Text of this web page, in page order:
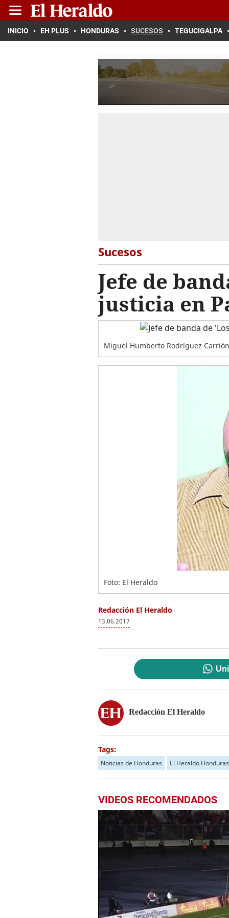
INICIO EH PLUS HONDURAS SUCESOS TEGUCIGALPA
Sucesos
Jefe de
justicia en
Miguel Humberto Rodríguez
Foto: El Heraldo
Redacción El Heraldo
13.06.2017
Redacción El Heraldo
Tags:
Noticias de Honduras El Heraldo Honduras
VIDEOS RECOMENDADOS